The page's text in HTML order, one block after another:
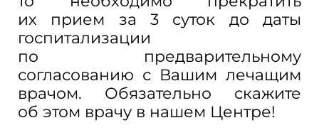
их
прием за 3 суток до
даты
госпитализации
по
предварительному
согласованию с Вашим лечащим
врачом. Обязательно скажите
об этом врачу в нашем Центре!